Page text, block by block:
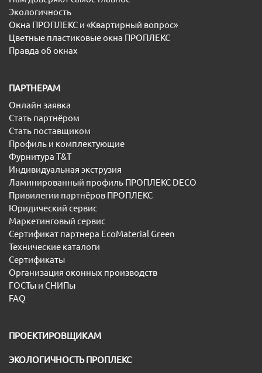
Экологичность
Окна ПРОПЛЕКС и «Квартирный вопрос»
Цветные пластиковые окна ПРОПЛЕКС
Правда об окнах
ПАРТНЕРАМ
Онлайн заявка
Стать партнёром
Стать поставщиком
Профиль и комплектующие
Фурнитура T&T
Индивидуальная экструзия
Ламинированный профиль ПРОПЛЕКС DECO
Привилегии партнёров ПРОПЛЕКС
Юридический сервис
Маркетинговый сервис
Сертификат партнера EcoMaterial Green
Технические каталоги
Сертификаты
Организация оконных производств
ГОСТы и СНИПы
FAQ
ПРОЕКТИРОВЩИКАМ
ЭКОЛОГИЧНОСТЬ ПРОПЛЕКС